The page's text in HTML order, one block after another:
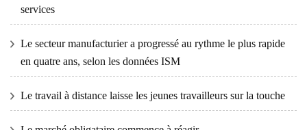
services
Le secteur manufacturier a progressé au rythme le plus rapide
en quatre ans, selon les données ISM
Le travail à distance laisse les jeunes travailleurs sur la touche